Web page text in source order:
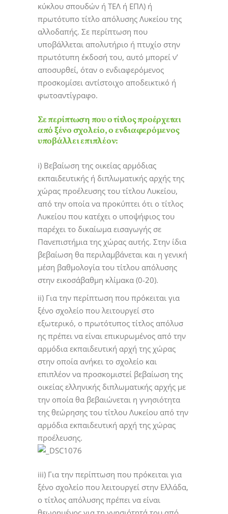
κύκλου σπουδών ή ΤΕΛ ή ΕΠΛ) ή
πρωτότυπο τίτλο απόλυσης Λυκείου της
αλλοδαπής. Σε περίπτωση που
υποβάλλεται απολυτήριο ή πτυχίο στην
πρωτότυπη έκδοσή του, αυτό μπορεί ν’
αποσυρθεί, όταν ο ενδιαφερόμενος
προσκομίσει αντίστοιχο αποδεικτικό ή
φωτοαντίγραφο.
Σε περίπτωση που ο τίτλος προέρχεται
από ξένο σχολείο, ο ενδιαφερόμενος
υποβάλλει επιπλέον:
i) Βεβαίωση της οικείας αρμόδιας
εκπαιδευτικής ή διπλωματικής αρχής της
χώρας προέλευσης του τίτλου Λυκείου,
από την οποία να προκύπτει ότι ο τίτλος
Λυκείου που κατέχει ο υποψήφιος του
παρέχει το δικαίωμα εισαγωγής σε
Πανεπιστήμια της χώρας αυτής. Στην ίδια
βεβαίωση θα περιλαμβάνεται και η γενική
μέση βαθμολογία του τίτλου απόλυσης
στην εικοσάβαθμη κλίμακα (0-20).
ii) Για την περίπτωση που πρόκειται για
ξένο σχολείο που λειτουργεί στο
εξωτερικό, ο πρωτότυπος τίτλος απόλυσ
ης πρέπει να είναι επικυρωμένος από την
αρμόδια εκπαιδευτική αρχή της χώρας
στην οποία ανήκει το σχολείο και
επιπλέον να προσκομιστεί βεβαίωση της
οικείας ελληνικής διπλωματικής αρχής με
την οποία θα βεβαιώνεται η γνησιότητα
της θεώρησης του τίτλου Λυκείου από την
αρμόδια εκπαιδευτική αρχή της χώρας
προέλευσης.
iii) Για την περίπτωση που πρόκειται για
ξένο σχολείο που λειτουργεί στην Ελλάδα,
ο τίτλος απόλυσης πρέπει να είναι